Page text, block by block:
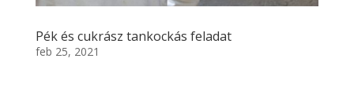
Pék és cukrász tankockás feladat
feb 25, 2021